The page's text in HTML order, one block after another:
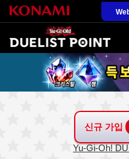
신규 가입
Yu-Gi-Oh!